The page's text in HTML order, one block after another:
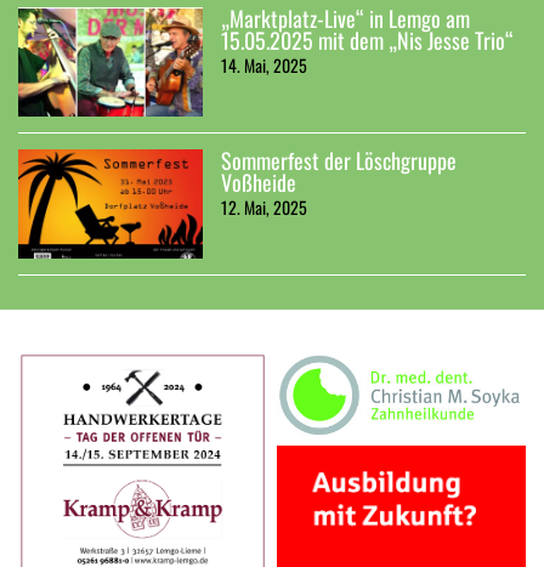
„Marktplatz-Live“ in Lemgo am
15.05.2025 mit dem „Nis Jesse Trio“
14. Mai, 2025
Sommerfest der Löschgruppe
Voßheide
12. Mai, 2025